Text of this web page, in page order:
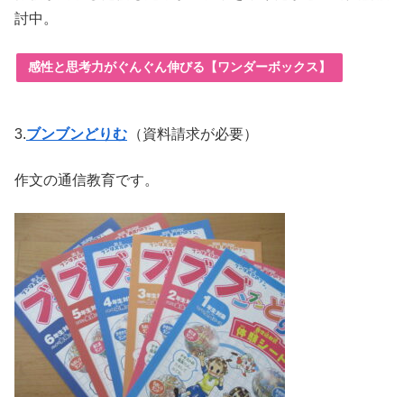
討中。
感性と思考力がぐんぐん伸びる【ワンダーボックス】
3.ブンブンどりむ （資料請求が必要）
作文の通信教育です。